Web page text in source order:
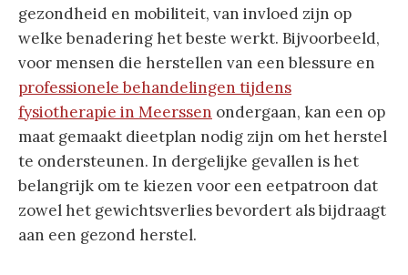
gezondheid en mobiliteit, van invloed zijn op
welke benadering het beste werkt. Bijvoorbeeld,
voor mensen die herstellen van een blessure en
professionele behandelingen tijdens
fysiotherapie in Meerssen ondergaan, kan een op
maat gemaakt dieetplan nodig zijn om het herstel
te ondersteunen. In dergelijke gevallen is het
belangrijk om te kiezen voor een eetpatroon dat
zowel het gewichtsverlies bevordert als bijdraagt
aan een gezond herstel.